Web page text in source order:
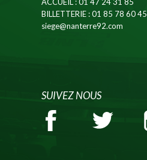
ACCUEIL : 01 47 24 31 85
BILLETTERIE : 01 85 78 60 45
siege@nanterre92.com
SUIVEZ NOUS